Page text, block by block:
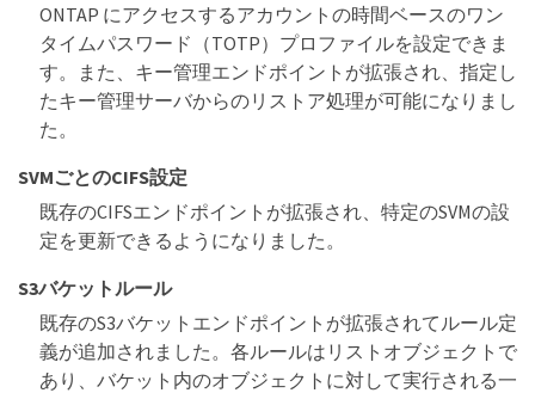
ONTAP にアクセスするアカウントの時間ベースのワン
タイムパスワード（TOTP）プロファイルを設定できま
す。また、キー管理エンドポイントが拡張され、指定し
たキー管理サーバからのリストア処理が可能になりまし
た。
SVMごとのCIFS設定
既存のCIFSエンドポイントが拡張され、特定のSVMの設
定を更新できるようになりました。
S3バケットルール
既存のS3バケットエンドポイントが拡張されてルール定
義が追加されました。各ルールはリストオブジェクトで
あり、バケット内のオブジェクトに対して実行される一